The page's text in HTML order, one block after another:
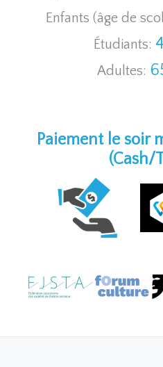
Enfants (âge de
Étudiants:
Adultes:
Paiement le soir
(Cash/